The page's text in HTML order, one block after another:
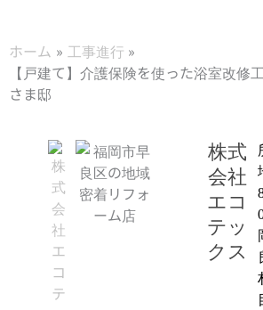
ホーム
工事進行
【戸建て】介護保険を使った浴室改修
さま邸
株式
会社
エコ
テッ
クス